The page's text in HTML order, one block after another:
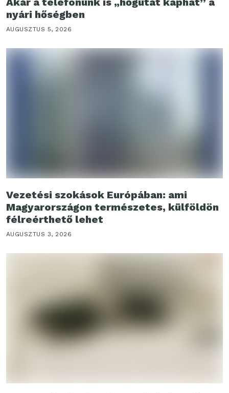
nyári hőségben
AUGUSZTUS 5, 2026
Vezetési szokások Európában: ami
Magyarországon természetes, külföldön
félreérthető lehet
AUGUSZTUS 3, 2026